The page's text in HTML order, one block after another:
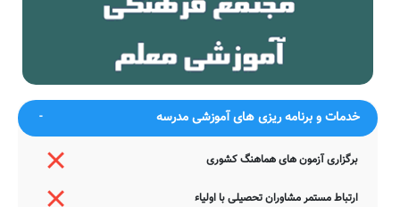
جستجوی هوشمند سامانه های آنلاین گردآوری شده است. به همین جهت
باشند. چنانچه شما از عوامل این مدرسه هستید و یا اطلاعات دقیقتری در
این خصوص دارید عمیقاً خواهشمندیم ما را جهت اصلاح و تکمیل این
خدمات و برنامه ریزی های آموزشی مدرسه
برگزاری آزمون های هماهنگ کشوری
ارتباط مستمر مشاوران تحصیلی با اولیاء